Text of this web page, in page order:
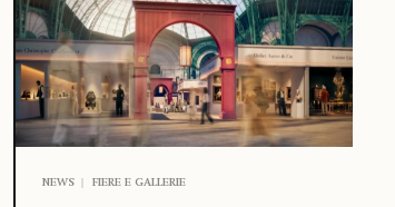
NEWS FIERE E GALLERIE